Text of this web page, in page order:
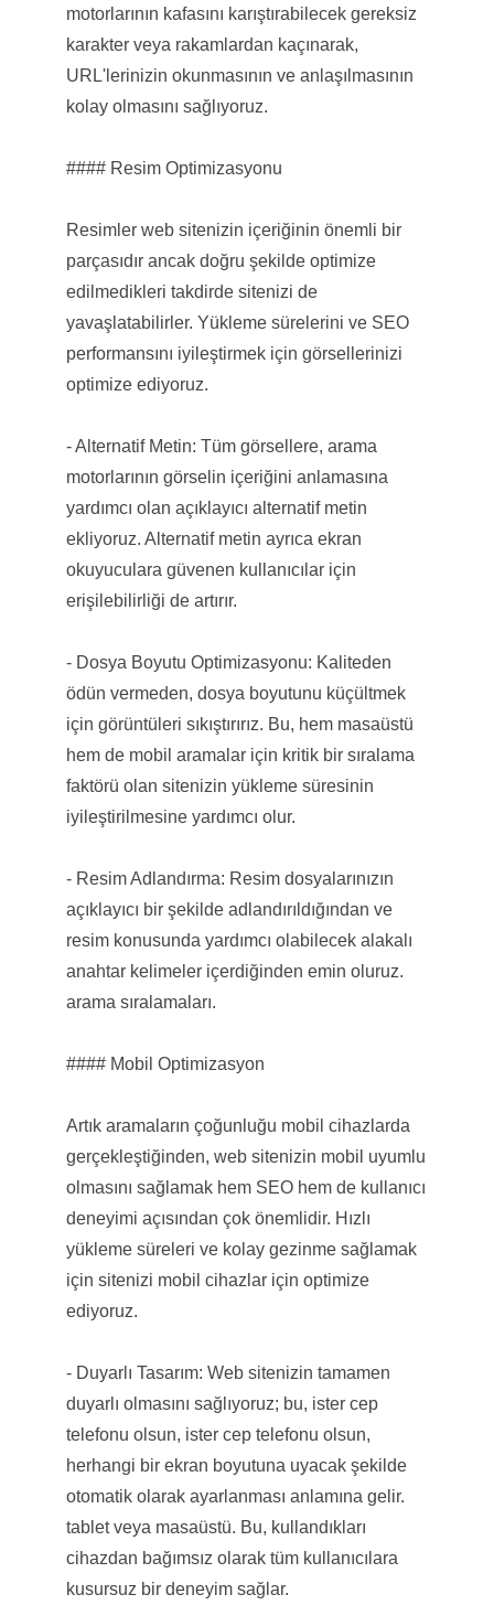
motorlarının kafasını karıştırabilecek gereksiz
karakter veya rakamlardan kaçınarak,
URL'lerinizin okunmasının ve anlaşılmasının
kolay olmasını sağlıyoruz.
#### Resim Optimizasyonu
Resimler web sitenizin içeriğinin önemli bir
parçasıdır ancak doğru şekilde optimize
edilmedikleri takdirde sitenizi de
yavaşlatabilirler. Yükleme sürelerini ve SEO
performansını iyileştirmek için görsellerinizi
optimize ediyoruz.
- Alternatif Metin: Tüm görsellere, arama
motorlarının görselin içeriğini anlamasına
yardımcı olan açıklayıcı alternatif metin
ekliyoruz. Alternatif metin ayrıca ekran
okuyuculara güvenen kullanıcılar için
erişilebilirliği de artırır.
- Dosya Boyutu Optimizasyonu: Kaliteden
ödün vermeden, dosya boyutunu küçültmek
için görüntüleri sıkıştırırız. Bu, hem masaüstü
hem de mobil aramalar için kritik bir sıralama
faktörü olan sitenizin yükleme süresinin
iyileştirilmesine yardımcı olur.
- Resim Adlandırma: Resim dosyalarınızın
açıklayıcı bir şekilde adlandırıldığından ve
resim konusunda yardımcı olabilecek alakalı
anahtar kelimeler içerdiğinden emin oluruz.
arama sıralamaları.
#### Mobil Optimizasyon
Artık aramaların çoğunluğu mobil cihazlarda
gerçekleştiğinden, web sitenizin mobil uyumlu
olmasını sağlamak hem SEO hem de kullanıcı
deneyimi açısından çok önemlidir. Hızlı
yükleme süreleri ve kolay gezinme sağlamak
için sitenizi mobil cihazlar için optimize
ediyoruz.
- Duyarlı Tasarım: Web sitenizin tamamen
duyarlı olmasını sağlıyoruz; bu, ister cep
telefonu olsun, ister cep telefonu olsun,
herhangi bir ekran boyutuna uyacak şekilde
otomatik olarak ayarlanması anlamına gelir.
tablet veya masaüstü. Bu, kullandıkları
cihazdan bağımsız olarak tüm kullanıcılara
kusursuz bir deneyim sağlar.